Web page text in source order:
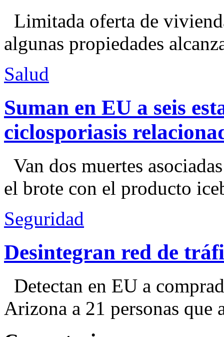
Limitada oferta de
algunas propiedades
Salud
Suman en EU a seis
ciclosporiasis
Van dos muertes
el brote con el producto
Seguridad
Desintegran red de
Detectan en EU a
Arizona a 21 personas que